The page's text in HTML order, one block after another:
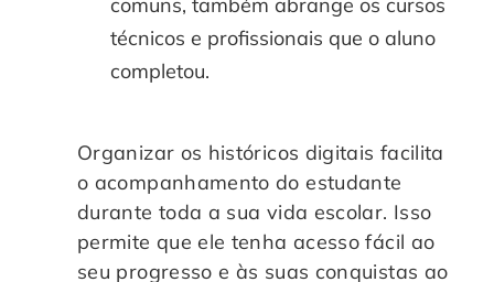
comuns, também abrange os cursos
técnicos e profissionais que o aluno
completou.
Organizar os históricos digitais facilita
o acompanhamento do estudante
durante toda a sua vida escolar. Isso
permite que ele tenha acesso fácil ao
seu progresso e às suas conquistas ao